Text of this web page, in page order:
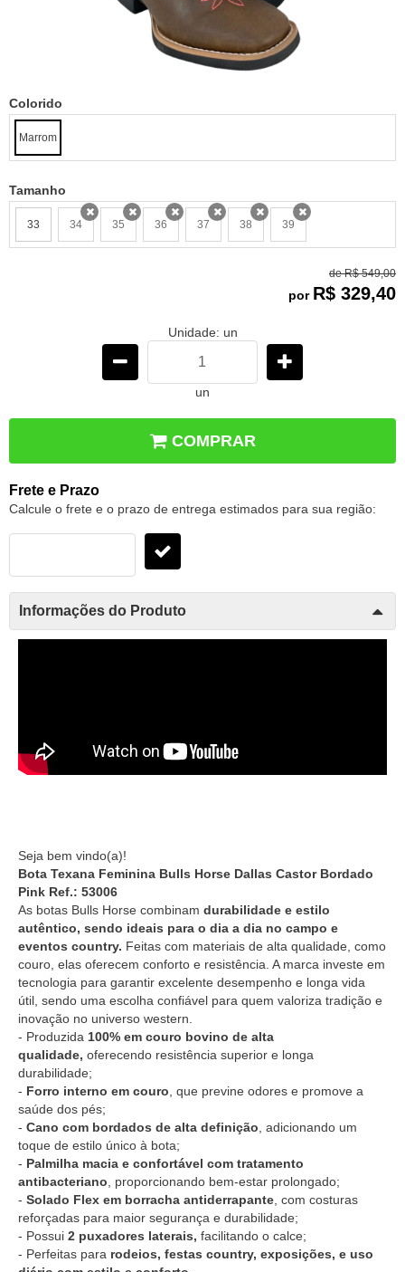
Colorido
Marrom
Tamanho
33 34x 35x 36x 37 38x 39x
de R$ 549,00
por R$ 329,40
Unidade: un
un
COMPRAR
Frete e Prazo
Calcule o frete e o prazo de entrega estimados para sua região:
Informações do Produto
Seja bem vindo(a)!
Bota Texana Feminina Bulls Horse Dallas Castor Bordado
Pink Ref.: 53006
As botas Bulls Horse combinam durabilidade e estilo
autêntico, sendo ideais para o dia a dia no campo e
eventos country. Feitas com materiais de alta qualidade, como
couro, elas oferecem conforto e resistência. A marca investe em
tecnologia para garantir excelente desempenho e longa vida
útil, sendo uma escolha confiável para quem valoriza tradição e
inovação no universo western.
- Produzida 100% em couro bovino de alta
qualidade, oferecendo resistência superior e longa
durabilidade;
- Forro interno em couro , que previne odores e promove a
saúde dos pés;
- Cano com bordados de alta definição , adicionando um
toque de estilo único à bota;
- Palmilha macia e confortável com tratamento
antibacteriano , proporcionando bem-estar prolongado;
- Solado Flex em borracha antiderrapante , com costuras
reforçadas para maior segurança e durabilidade;
- Possui 2 puxadores laterais, facilitando o calce;
- Perfeitas para rodeios, festas country, exposições, e uso